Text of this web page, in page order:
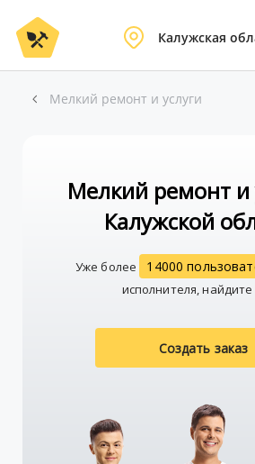
Калужская
Мелкий ремонт и услуги
Мелкий ремонт и
Калужской
Уже более 14000
исполнителя,
Создать заказ